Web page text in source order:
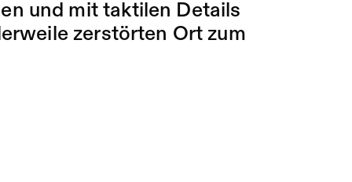
und mit taktilen Details
zerstörten Ort zum